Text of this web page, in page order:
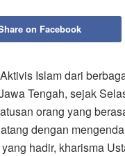
on Facebook
Aktivis Islam dari
Tengah, sejak
orang yang
dengan
hadir, kharisma